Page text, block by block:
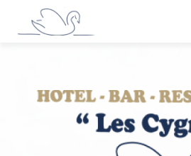
contenu